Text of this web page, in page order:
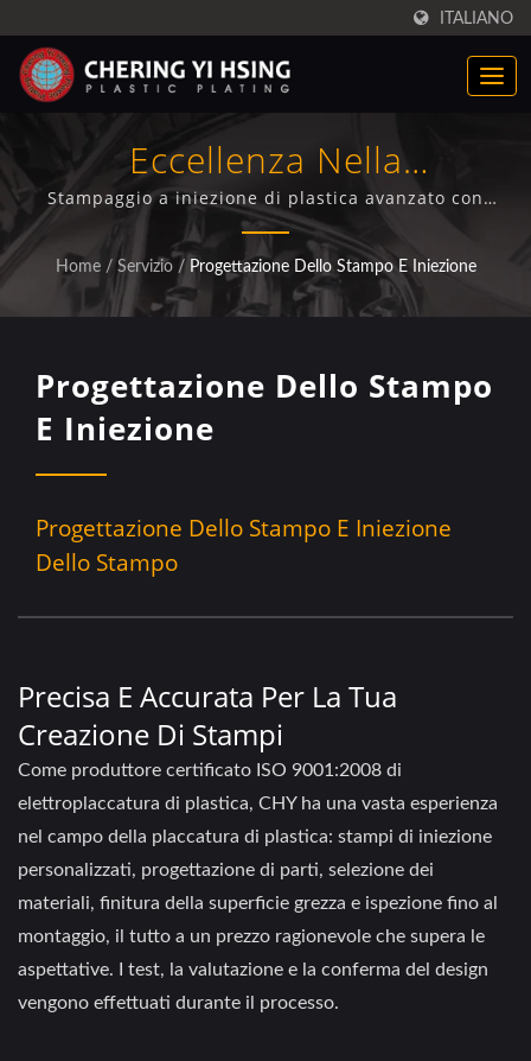
ITALIANO
Eccellenza Nella
Progettazione Dello Stampo
E Nello Stampaggio A
Iniezione Per Parti Di
Stampaggio a iniezione di plastica avanzato con
macchine a controllo computerizzato fino a 1200
tonnellate di capacità, che forniscono componenti
progettati con precisione per applicazioni
automobilistiche e industriali.
Home / Servizio / Progettazione Dello Stampo E Iniezione
Progettazione Dello Stampo
E Iniezione
Progettazione Dello Stampo E Iniezione
Dello Stampo
Precisa E Accurata Per La Tua
Creazione Di Stampi
Come produttore certificato ISO 9001:2008 di
elettroplaccatura di plastica, CHY ha una vasta esperienza
nel campo della placcatura di plastica: stampi di iniezione
personalizzati, progettazione di parti, selezione dei
materiali, finitura della superficie grezza e ispezione fino al
montaggio, il tutto a un prezzo ragionevole che supera le
aspettative. I test, la valutazione e la conferma del design
vengono effettuati durante il processo.